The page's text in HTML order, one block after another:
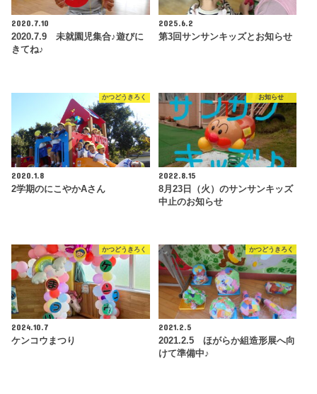
2020.7.10
2020.7.9 未就園児集合♪遊びに
きてね♪
2025.6.2
第3回サンサンキッズとお知らせ
かつどうきろく
2020.1.8
2学期のにこやかAさん
お知らせ
2022.8.15
8月23日（火）のサンサンキッズ
中止のお知らせ
かつどうきろく
2024.10.7
ケンコウまつり
かつどうきろく
2021.2.5
2021.2.5 ほがらか組造形展へ向
けて準備中♪